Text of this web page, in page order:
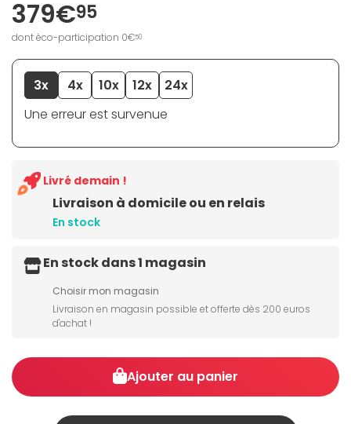
379€95
dont éco-participation 0€50
3x 4x 10x 12x
24x
Une erreur est survenue
Livraison à domicile ou en relais
En stock
Livré demain !
En stock dans 1 magasin
Choisir mon magasin
Livraison en magasin possible et offerte dès 200 euros
d'achat !
Ajouter au panier